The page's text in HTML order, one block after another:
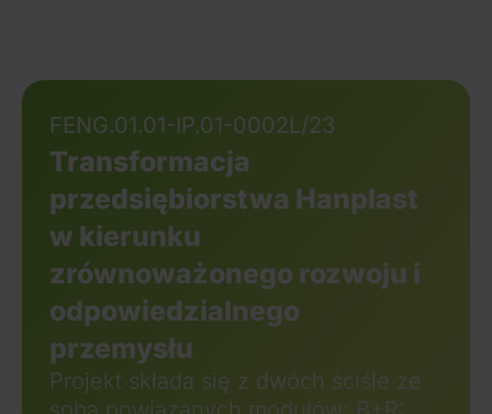
FENG.01.01-IP.01-0002L/23
Transformacja
przedsiębiorstwa Hanplast
w kierunku
zrównoważonego rozwoju i
odpowiedzialnego
przemysłu
Projekt składa się z dwóch ściśle ze